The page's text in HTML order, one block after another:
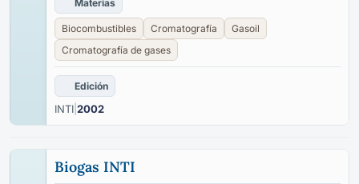
Materias
Biocombustibles Cromatografía
Gasoil
Cromatografía de gases
Edición
INTI 2002
Biogas INTI